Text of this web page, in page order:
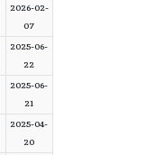
2026-02-
07
2025-06-
22
2025-06-
21
2025-04-
20